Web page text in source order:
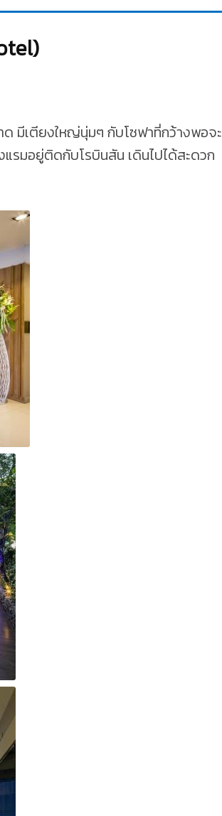
ด มีเตียงใหญ่นุ่มๆ กับโซฟาที่กว้างพอจะ
รมอยู่ติดกับโรบินสัน เดินไปได้สะดวก